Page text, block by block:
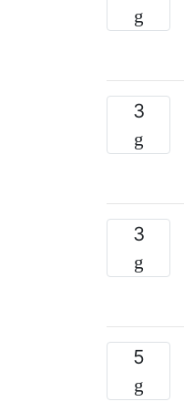
3
3
5